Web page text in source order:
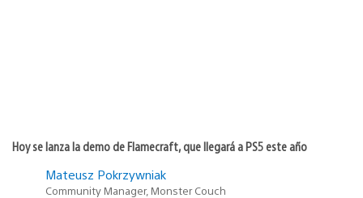
Hoy se lanza la demo de Flamecraft, que llegará a PS5 este año
Mateusz Pokrzywniak
Community Manager, Monster Couch